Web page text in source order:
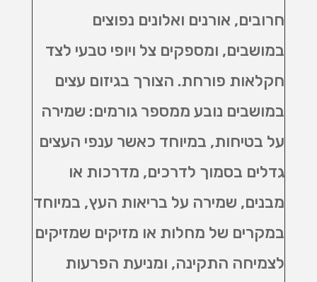
חרובים, אורנים ואלונים נפוצים
במושבים, ומספקים צל ויופי טבעי לצד
חקלאות פורחת. הצורך בגיזום עצים
במושבים נובע ממספר גורמים: שמירה
על בטיחות, במיוחד כאשר ענפי העצים
גדלים בסמוך לדרכים, מדרכות או
מבנים, שמירה על בריאות העץ, במיוחד
במקרים של מחלות או מזיקים שמזיקים
לצמיחה התקינה, ומניעת הפרעות